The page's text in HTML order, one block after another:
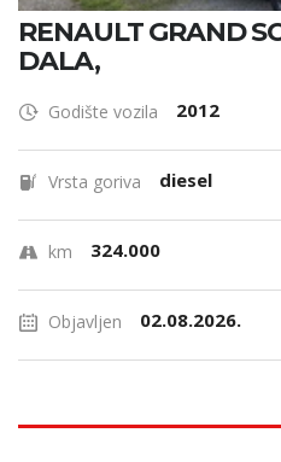
RENAULT GRAND
DALA,
Godište vozila 2012
Vrsta goriva diesel
km 324.000
Objavljen 02.08.2026.